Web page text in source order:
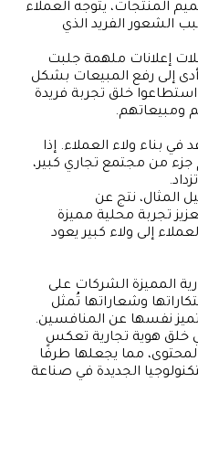
المنتجات، يتوجه العملاء
الشعور الفريد الذي
إعلانات ملهمة جلبت
أدى إلى رفع المبيعات بشكل
خلق تجربة فريدة
ومبيعاتهم.
في بناء ولاء العملاء. إذا
جزء من مجتمع تجاري كبير،
المثال، نتج عن
تجربة محلية مميزة
إلى ولاء كبير يعود
المميزة الشركات على
وشعاراتها تُمثل
تميز نفسها عن المنافسين.
هوية تجارية تعكس
المحتوى، مما يجعلها طرفًا
الجديدة في صناعة